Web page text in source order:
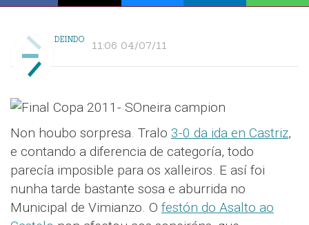
DEINDO 11:06 04/07/11
Non houbo sorpresa. Tralo 3-0 da ida en Castriz,
e contando a diferencia de categoría, todo
parecía imposible para os xalleiros. E así foi
nunha tarde bastante sosa e aburrida no
Municipal de Vimianzo. O festón do Asalto ao